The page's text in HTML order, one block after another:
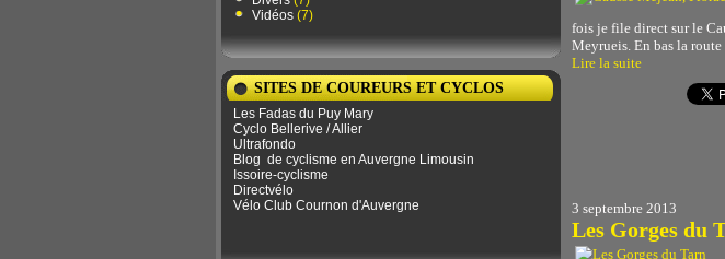
Vidéos (7)
SITES DE COUREURS ET CYCLOS
Les Fadas du Puy Mary
Cyclo Bellerive / Allier
Ultrafondo
Blog de ​​cyclisme en Auvergne Limousin
Issoire-cyclisme
Directvélo
Vélo Club Cournon d'Auvergne
fois je file direct sur le
Meyrueis. En bas la
Lire la suite
3 septembre 2013
Les Gorges du